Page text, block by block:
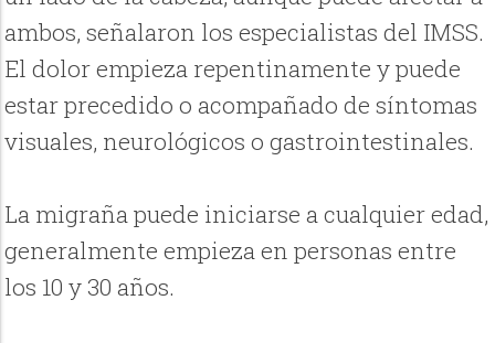
ambos, señalaron los especialistas del IMSS.
El dolor empieza repentinamente y puede
estar precedido o acompañado de síntomas
visuales, neurológicos o gastrointestinales.
La migraña puede iniciarse a cualquier edad,
generalmente empieza en personas entre
los 10 y 30 años.